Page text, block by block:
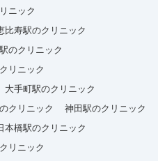
ニック
比寿駅のクリニック
のクリニック
リニック
大手町駅のクリニック
クリニック
神田駅のクリニック
本橋駅のクリニック
リニック